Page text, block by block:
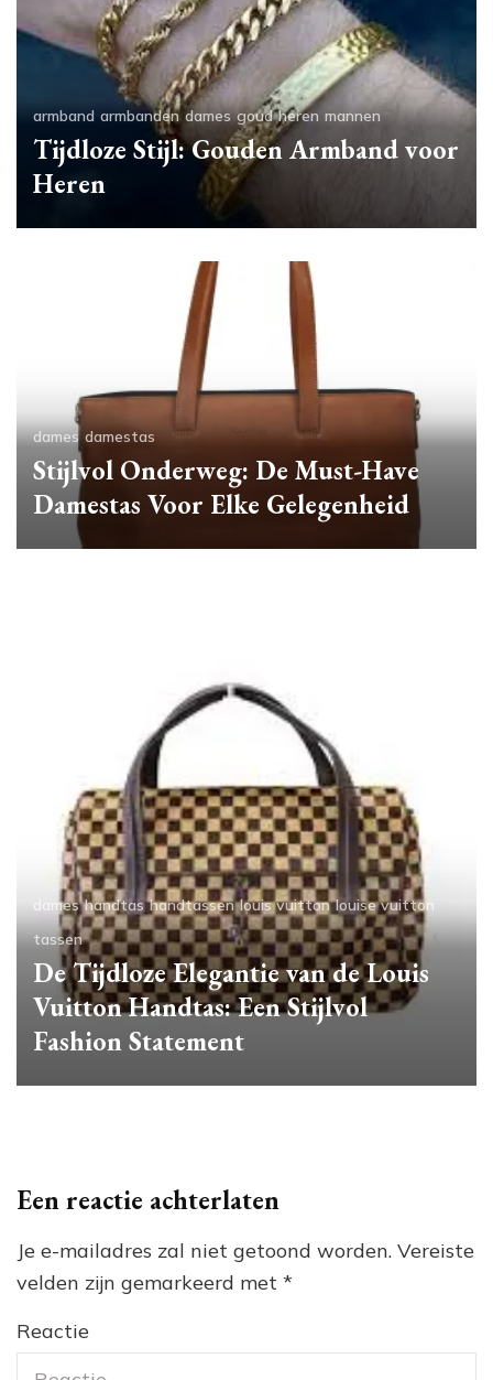
armband armbanden dames goud heren mannen
Tijdloze Stijl: Gouden Armband voor
Heren
dames damestas
Stijlvol Onderweg: De Must-Have
Damestas Voor Elke Gelegenheid
dames handtas handtassen louis vuitton louise vuitton
tassen
De Tijdloze Elegantie van de Louis
Vuitton Handtas: Een Stijlvol
Fashion Statement
Een reactie achterlaten
Je e-mailadres zal niet getoond worden. Vereiste
velden zijn gemarkeerd met *
Reactie